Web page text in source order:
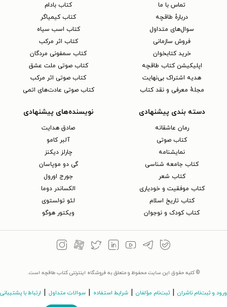
تماس با ما
دربارهٔ طاقچه
سوال‌های متداول
فروش سازمانی
خرید کتابخوان
اپلیکیشن کتاب طاقچه
هدیه اشتراک بی‌نهایت
مجلهٔ معرفی و نقد کتاب
کتاب بادام
کتاب کیمیاگر
کتاب اسب سیاه
کتاب اثر مرکب
کتاب سمفونی مردگان
کتاب صوتی ملت عشق
کتاب صوتی اثر مرکب
کتاب صوتی عادت‌های اتمی
دسته بندی پیشنهادی
رمان عاشقانه
کتاب‌ صوتی
نمایشنامه
کتاب جامعه شناسی
کتاب شعر
کتاب موفقیت و خودیاری
کتاب تاریخ اسلام
کتاب کودک و نوجوان
نویسنده‌های پیشنهادی
صادق هدایت
آلبر کامو
چارلز دیکنز
گی دو موپاسان
جورج اورول
الکساندر دوما
لئو تولستوی
ویکتور هوگو
© کلیه حقوق این سایت محفوظ و متعلق به فروشگاه اینترنتی کتاب طاقچه است.
ورود و ثبت‌نام ناشران | ثبت‌نام مؤلفان | شرایط استفاده | سوالات متداول | ارتباط با پشتیبانی